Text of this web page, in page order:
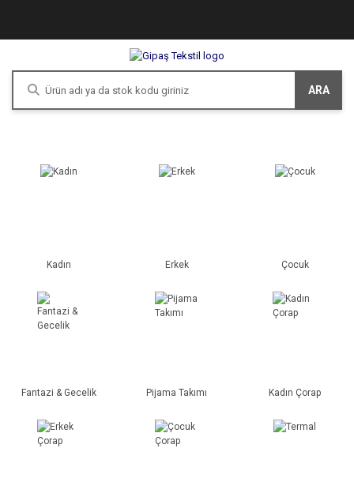
ARA
Kadın Erkek Çocuk
Fantazi & Gecelik Pijama Takımı Kadın Çorap